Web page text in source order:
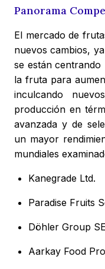
Panorama
El mercado de
nuevos cambios,
se están
la fruta para
inculcando
producción en
avanzada y de
un mayor
mundiales
Kanegrade Ltd.
Paradise Fruits
Döhler Group SE
Aarkay Food